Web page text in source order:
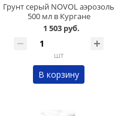
Грунт серый NOVOL аэрозоль
500 мл в Кургане
1 503 руб.
шт
В корзину